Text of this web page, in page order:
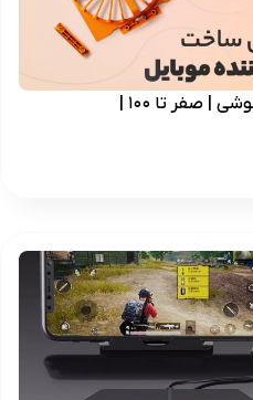
صفر تا 100 |